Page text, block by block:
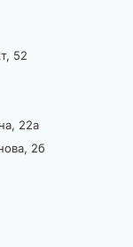
52
22а
2б